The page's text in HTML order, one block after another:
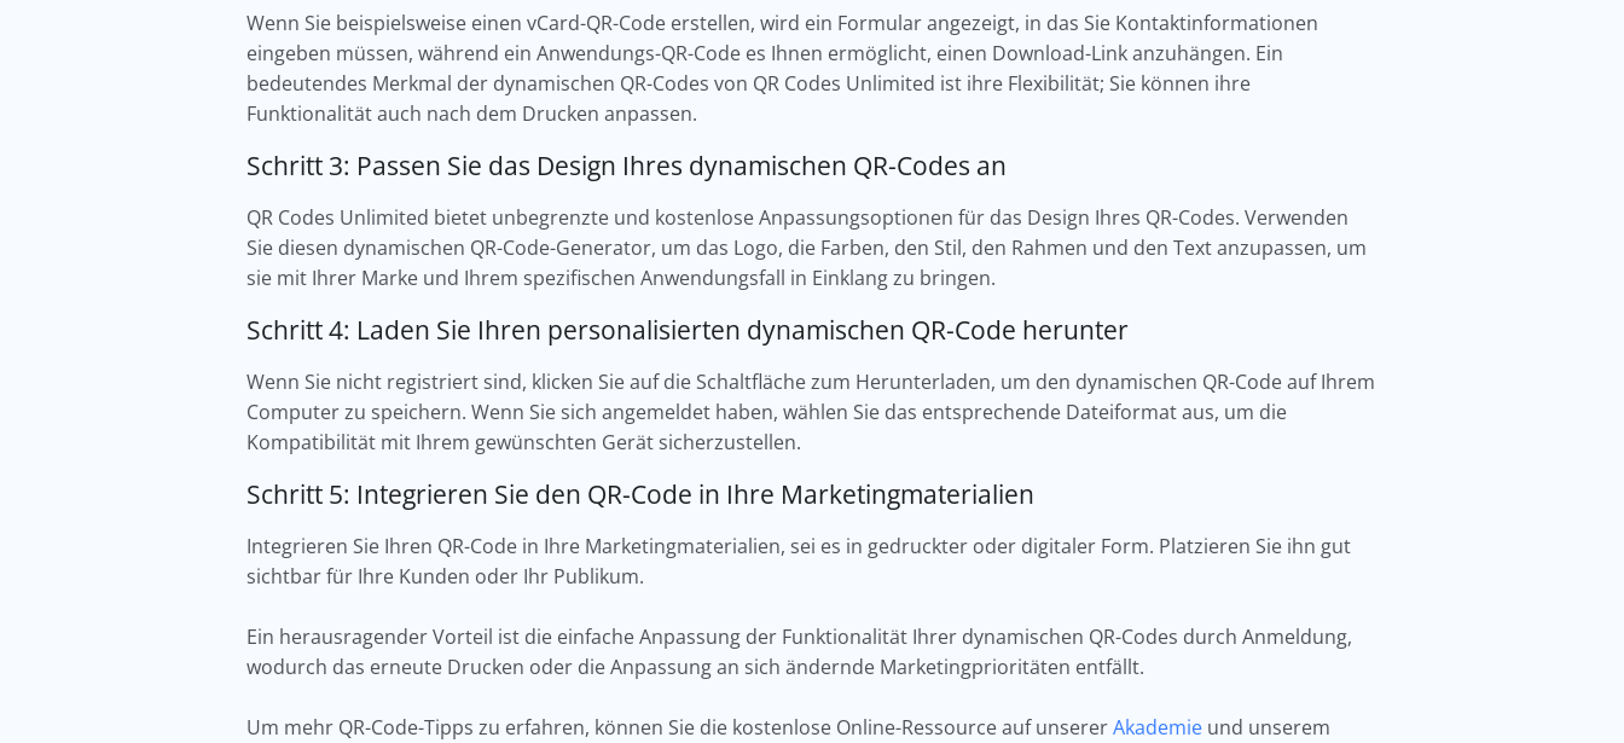
Wenn Sie beispielsweise einen vCard-QR-Code erstellen, wird ein Formular angezeigt, in das Sie Kontaktinformationen
eingeben müssen, während ein Anwendungs-QR-Code es Ihnen ermöglicht, einen Download-Link anzuhängen. Ein
bedeutendes Merkmal der dynamischen QR-Codes von QR Codes Unlimited ist ihre Flexibilität; Sie können ihre
Funktionalität auch nach dem Drucken anpassen.
Schritt 3: Passen Sie das Design Ihres dynamischen QR-Codes an
QR Codes Unlimited bietet unbegrenzte und kostenlose Anpassungsoptionen für das Design Ihres QR-Codes. Verwenden
Sie diesen dynamischen QR-Code-Generator, um das Logo, die Farben, den Stil, den Rahmen und den Text anzupassen, um
sie mit Ihrer Marke und Ihrem spezifischen Anwendungsfall in Einklang zu bringen.
Schritt 4: Laden Sie Ihren personalisierten dynamischen QR-Code herunter
Wenn Sie nicht registriert sind, klicken Sie auf die Schaltfläche zum Herunterladen, um den dynamischen QR-Code auf Ihrem
Computer zu speichern. Wenn Sie sich angemeldet haben, wählen Sie das entsprechende Dateiformat aus, um die
Kompatibilität mit Ihrem gewünschten Gerät sicherzustellen.
Schritt 5: Integrieren Sie den QR-Code in Ihre Marketingmaterialien
Integrieren Sie Ihren QR-Code in Ihre Marketingmaterialien, sei es in gedruckter oder digitaler Form. Platzieren Sie ihn gut
sichtbar für Ihre Kunden oder Ihr Publikum.
Ein herausragender Vorteil ist die einfache Anpassung der Funktionalität Ihrer dynamischen QR-Codes durch Anmeldung,
wodurch das erneute Drucken oder die Anpassung an sich ändernde Marketingprioritäten entfällt.
Um mehr QR-Code-Tipps zu erfahren, können Sie die kostenlose Online-Ressource auf unsererAkademie und unserem